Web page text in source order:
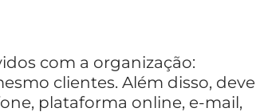
com a organização:
clientes. Além disso, deve
plataforma online, e-mail,